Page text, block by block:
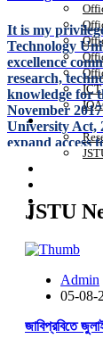
It is my
Technology
excellence
research,
knowledge for
November
University Act,
expand access
strengthen
JSTU
Admin
05-08-
জাবিপ্রবিতে